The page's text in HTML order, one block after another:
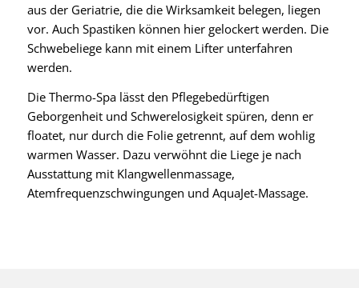
aus der Geriatrie, die die Wirksamkeit belegen, liegen
vor. Auch Spastiken können hier gelockert werden. Die
Schwebeliege kann mit einem Lifter unterfahren
werden.
Die Thermo-Spa lässt den Pflegebedürftigen
Geborgenheit und Schwerelosigkeit spüren, denn er
floatet, nur durch die Folie getrennt, auf dem wohlig
warmen Wasser. Dazu verwöhnt die Liege je nach
Ausstattung mit Klangwellenmassage,
Atemfrequenzschwingungen und AquaJet-Massage.